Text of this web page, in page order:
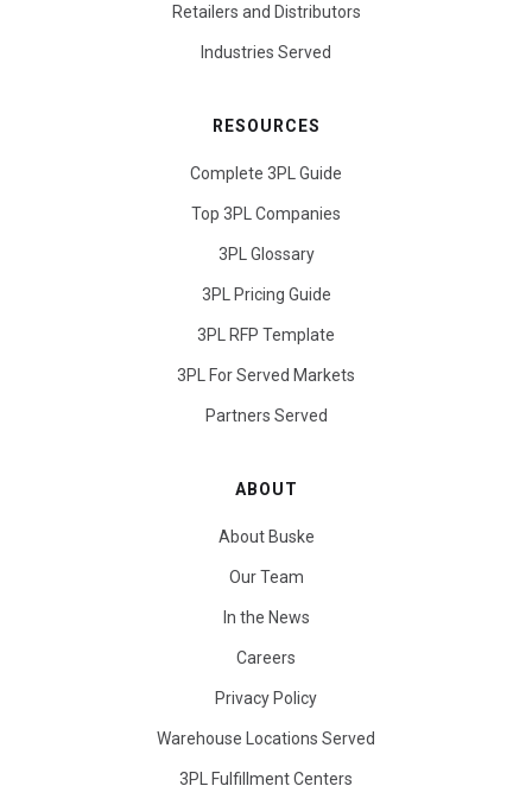
Retailers and Distributors
Industries Served
RESOURCES
Complete 3PL Guide
Top 3PL Companies
3PL Glossary
3PL Pricing Guide
3PL RFP Template
3PL For Served Markets
Partners Served
ABOUT
About Buske
Our Team
In the News
Careers
Privacy Policy
Warehouse Locations Served
3PL Fulfillment Centers